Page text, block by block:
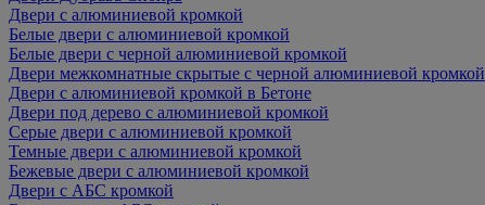
Двери с алюминиевой кромкой
Белые двери с алюминиевой кромкой
Белые двери с черной алюминиевой кромкой
Двери межкомнатные скрытые с черной алюминиевой кромкой
Двери с алюминиевой кромкой в Бетоне
Двери под дерево с алюминиевой кромкой
Серые двери с алюминиевой кромкой
Темные двери с алюминиевой кромкой
Бежевые двери с алюминиевой кромкой
Двери с АБС кромкой